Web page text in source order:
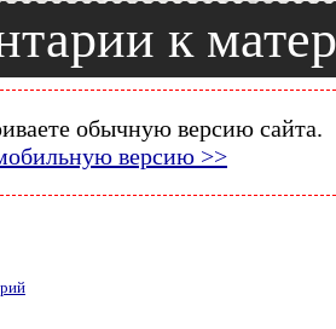
к
обычную версию сайта.
версию >>